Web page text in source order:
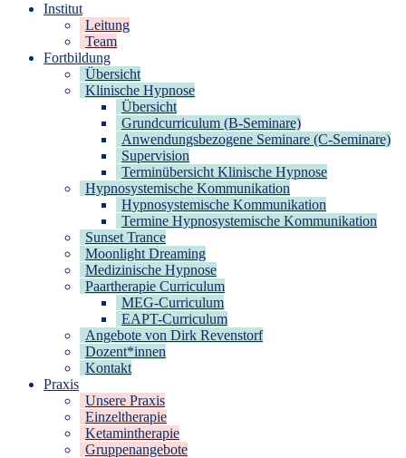
Institut
Leitung
Team
Fortbildung
Übersicht
Klinische Hypnose
Übersicht
Grundcurriculum (B-Seminare)
Anwendungsbezogene Seminare (C-Seminare)
Supervision
Terminübersicht Klinische Hypnose
Hypnosystemische Kommunikation
Hypnosystemische Kommunikation
Termine Hypnosystemische Kommunikation
Sunset Trance
Moonlight Dreaming
Medizinische Hypnose
Paartherapie Curriculum
MEG-Curriculum
EAPT-Curriculum
Angebote von Dirk Revenstorf
Dozent*innen
Kontakt
Praxis
Unsere Praxis
Einzeltherapie
Ketamintherapie
Gruppenangebote